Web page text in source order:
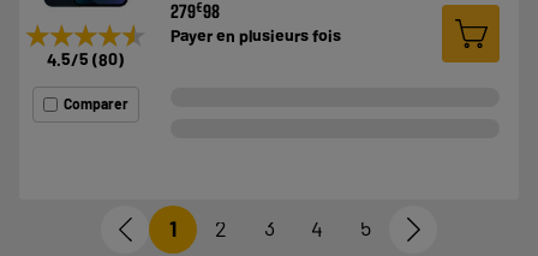
★★★★★
★★★★★
4.5/5 (80)
Comparer
279€98
Payer en plusieurs fois
1 2 3 4 5